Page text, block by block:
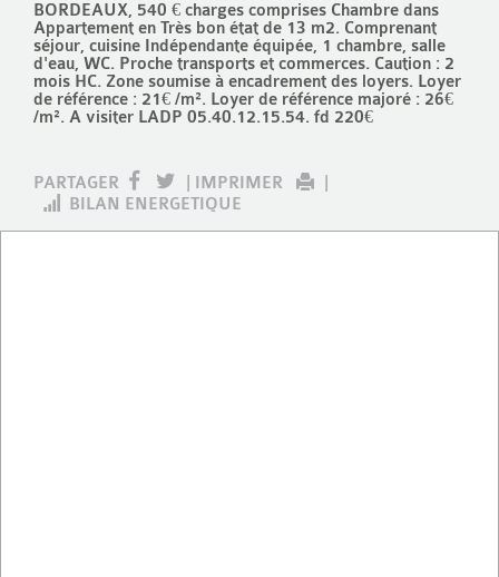
BORDEAUX, 540 € charges comprises Chambre dans
Appartement en Très bon état de 13 m2. Comprenant
séjour, cuisine Indépendante équipée, 1 chambre, salle
d'eau, WC. Proche transports et commerces. Caution : 2
mois HC. Zone soumise à encadrement des loyers. Loyer
de référence : 21€ /m². Loyer de référence majoré : 26€
/m². A visiter LADP 05.40.12.15.54. fd 220€
PARTAGER IMPRIMER
BILAN ENERGETIQUE